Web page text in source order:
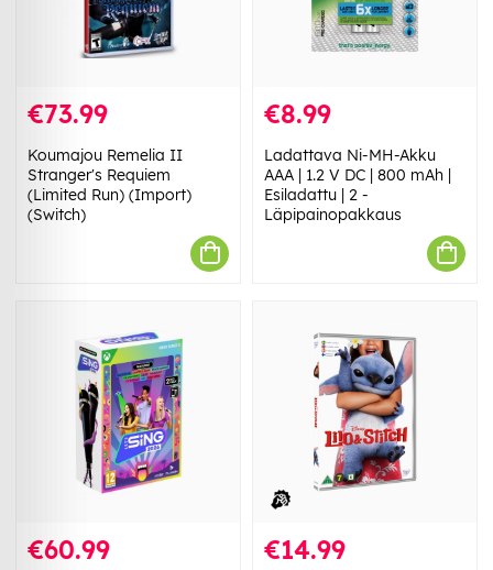
€73.99
Koumajou Remelia II
Stranger's Requiem
(Limited Run) (Import)
(Switch)
€8.99
Ladattava Ni-MH-Akku
AAA | 1.2 V DC | 800 mAh |
Esiladattu | 2 -
Läpipainopakkaus
€60.99 €14.99